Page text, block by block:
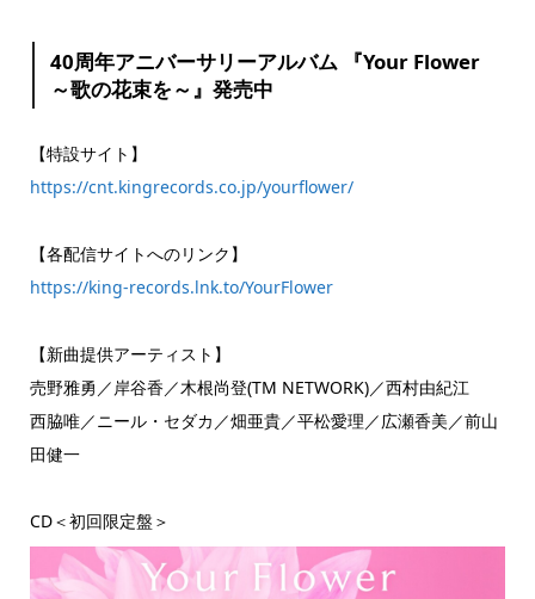
40周年アニバーサリーアルバム 『Your Flower
～歌の花束を～』発売中
【特設サイト】
https://cnt.kingrecords.co.jp/yourflower/
【各配信サイトへのリンク】
https://king-records.lnk.to/YourFlower
【新曲提供アーティスト】
売野雅勇／岸谷香／木根尚登(TM NETWORK)／西村由紀江
西脇唯／ニール・セダカ／畑亜貴／平松愛理／広瀬香美／前山
田健一
CD＜初回限定盤＞